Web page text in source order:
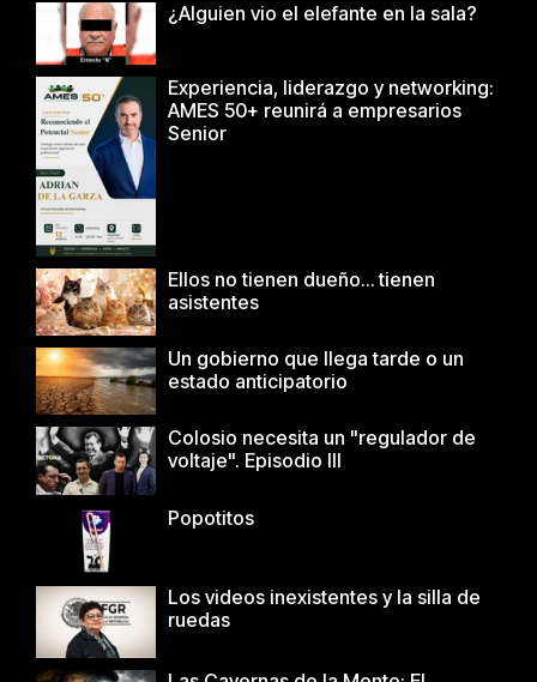
¿Alguien vio el elefante en la sala?
Experiencia, liderazgo y networking:
AMES 50+ reunirá a empresarios
Senior
Ellos no tienen dueño… tienen
asistentes
Un gobierno que llega tarde o un
estado anticipatorio
Colosio necesita un "regulador de
voltaje". Episodio III
Popotitos
Los videos inexistentes y la silla de
ruedas